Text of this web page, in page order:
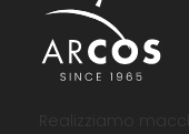
Realizziamo